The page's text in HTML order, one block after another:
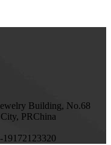
Building, No.68
PRChina